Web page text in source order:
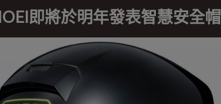
即將於明年發表智慧安全帽